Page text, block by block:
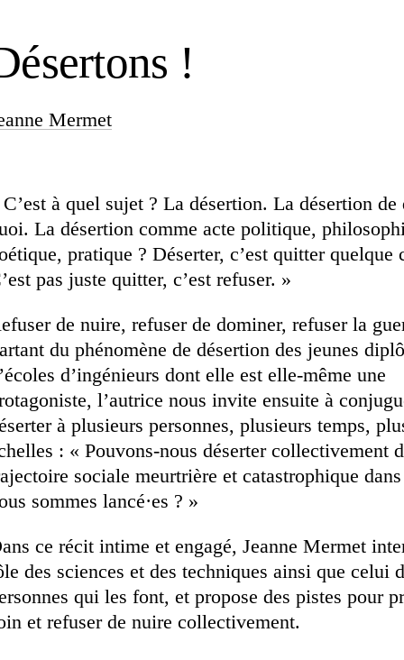
!
Mermet
C’est à quel sujet ? La désertion. La désertion de
La désertion comme acte politique,
pratique ? Déserter, c’est quitter quelque
pas juste quitter, c’est refuser. »
de nuire, refuser de dominer, refuser la
du phénomène de désertion des jeunes
d’ingénieurs dont elle est elle-même une
l’autrice nous invite ensuite à
à plusieurs personnes, plusieurs temps,
: « Pouvons-nous déserter collectivement
sociale meurtrière et catastrophique
sommes lancé·es ? »
ce récit intime et engagé, Jeanne Mermet
des sciences et des techniques ainsi que celui
qui les font, et propose des pistes pour
et refuser de nuire collectivement.